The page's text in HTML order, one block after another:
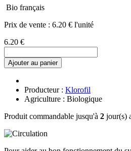
Bio français
Prix de vente : 6.20 € l'unité
6.20 €
Ajouter au panier
Producteur : Klorofil
Agriculture : Biologique
Produit commandable jusqu'à 2 jour(s)